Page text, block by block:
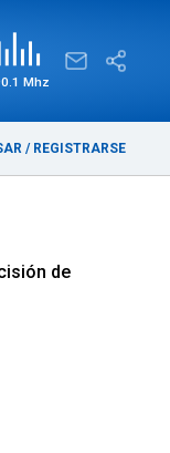
Mhz
/ REGISTRARSE
de